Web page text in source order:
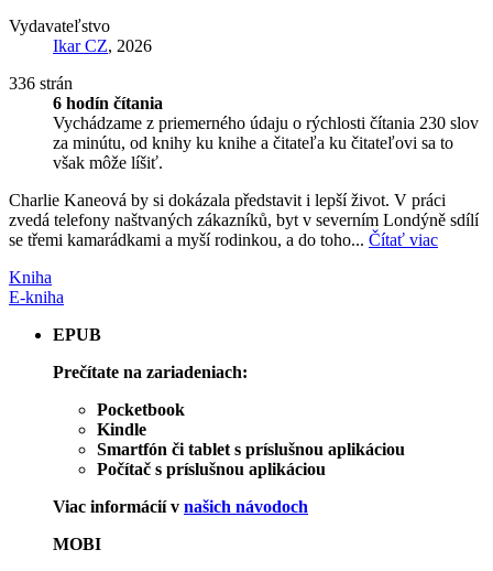
Vydavateľstvo
Ikar CZ, 2026
336 strán
6 hodín čítania
Vychádzame z priemerného údaju o rýchlosti čítania 230 slov
za minútu, od knihy ku knihe a čitateľa ku čitateľovi sa to
však môže líšiť.
Charlie Kaneová by si dokázala představit i lepší život. V práci
zvedá telefony naštvaných zákazníků, byt v severním Londýně sdílí
se třemi kamarádkami a myší rodinkou, a do toho... Čítať viac
Kniha
E-kniha
EPUB
Prečítate na zariadeniach:
Pocketbook
Kindle
Smartfón či tablet s príslušnou aplikáciou
Počítač s príslušnou aplikáciou
Viac informácií v našich návodoch
MOBI